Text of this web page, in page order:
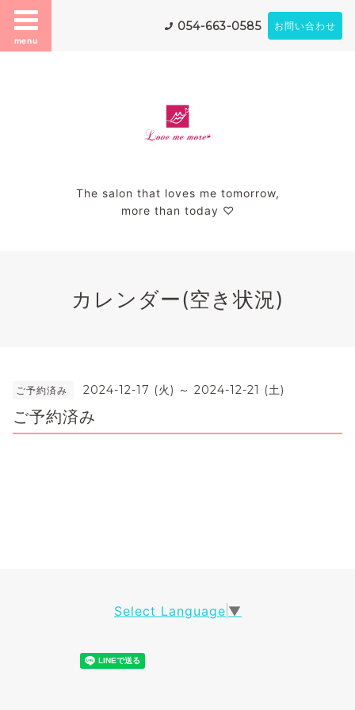
menu
054-663-0585 お問い合わせ
The salon that loves me tomorrow,
more than today ♡
カレンダー(空き状況)
ご予約済み 2024-12-17 (火) ～ 2024-12-21 (土)
ご予約済み
Select Language ▼